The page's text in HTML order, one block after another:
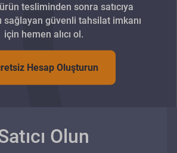
tesliminden sonra satıcıya
sağlayan güvenli tahsilat imkanı
için hemen alıcı ol.
Hesap Oluşturun
Olun